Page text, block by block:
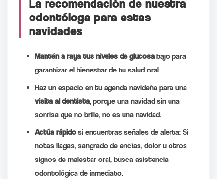
La recomendación de nuestra
odontóloga para estas
navidades
Mantén a raya tus niveles de glucosa bajo para
garantizar el bienestar de tu salud oral.
Haz un espacio en tu agenda navideña para una
visita al dentista, porque una navidad sin una
sonrisa que no brille, no es una navidad.
Actúa rápido si encuentras señales de alerta: Si
notas llagas, sangrado de encías, dolor u otros
signos de malestar oral, busca asistencia
odontológica de inmediato.